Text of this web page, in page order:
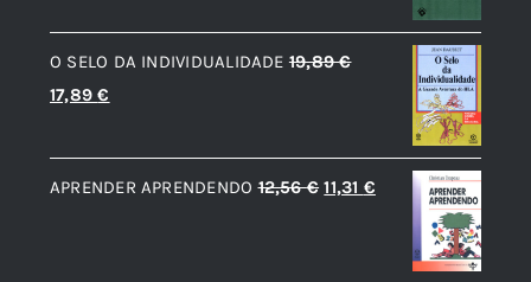
original
era:
19,89 €.
atual
é:
17,89 €.
O SELO DA INDIVIDUALIDADE 19,89€
O
original
era:
17,89€
atual
é:
APRENDER APRENDENDO 12,56€ O
11,31 €O
atual